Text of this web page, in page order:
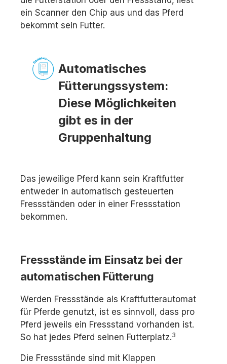
ein Scanner den Chip aus und das Pferd
bekommt sein Futter.
Automatisches
Fütterungssystem:
Diese Möglichkeiten
gibt es in der
Gruppenhaltung
Das jeweilige Pferd kann sein Kraftfutter
entweder in automatisch gesteuerten
Fressständen oder in einer Fressstation
bekommen.
Fressstände im Einsatz bei der
automatischen Fütterung
Werden Fressstände als Kraftfutterautomat
für Pferde genutzt, ist es sinnvoll, dass pro
Pferd jeweils ein Fressstand vorhanden ist.
So hat jedes Pferd seinen Futterplatz.3
Die Fressstände sind mit Klappen